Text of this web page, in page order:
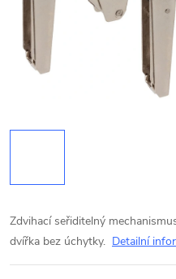
Zdvihací seřiditelný
dvířka bez úchytky. Detailní